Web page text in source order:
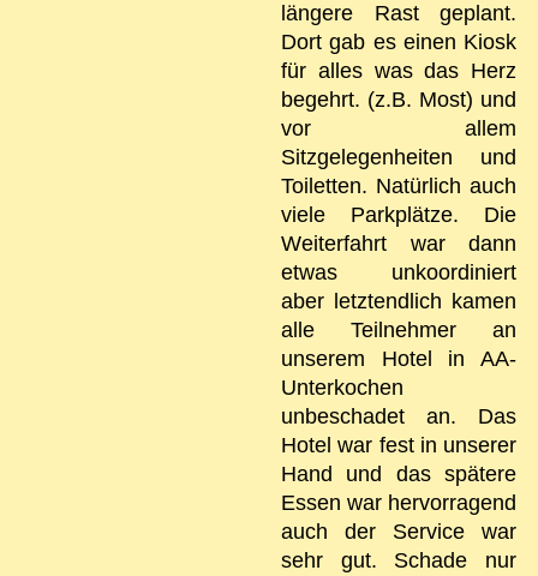
längere Rast geplant.
Dort gab es einen Kiosk
für alles was das Herz
begehrt. (z.B. Most) und
vor allem
Sitzgelegenheiten und
Toiletten. Natürlich auch
viele Parkplätze. Die
Weiterfahrt war dann
etwas unkoordiniert
aber letztendlich kamen
alle Teilnehmer an
unserem Hotel in AA-
Unterkochen
unbeschadet an. Das
Hotel war fest in unserer
Hand und das spätere
Essen war hervorragend
auch der Service war
sehr gut. Schade nur